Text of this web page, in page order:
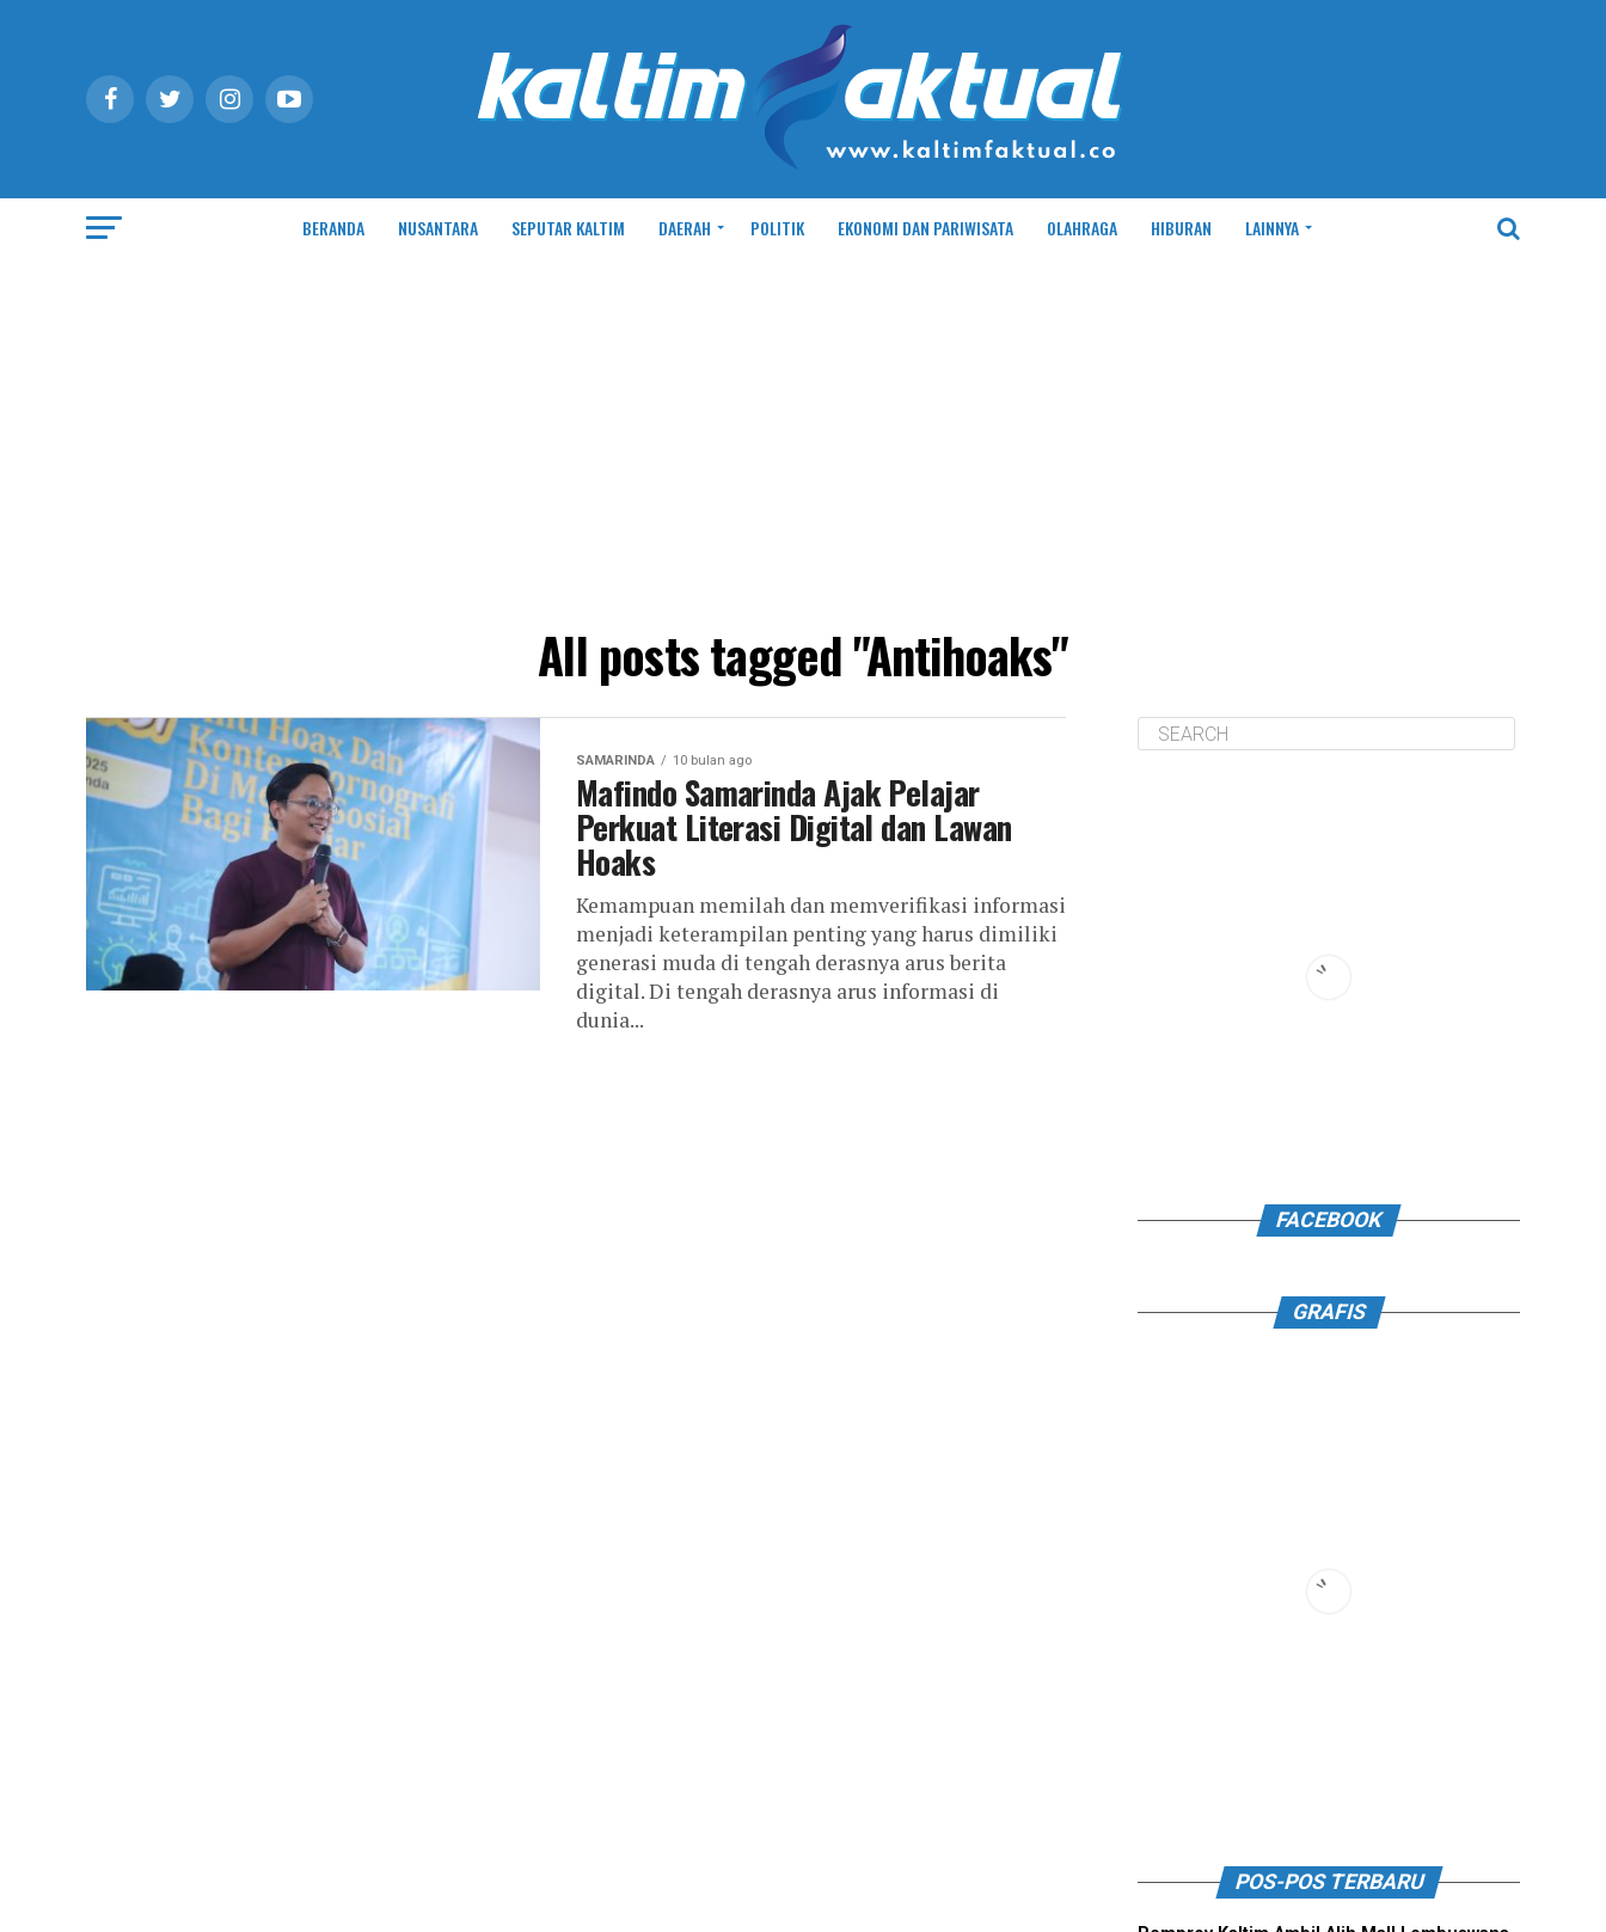
BERANDA NUSANTARA SEPUTAR KALTIM DAERAH POLITIK EKONOMI DAN PARIWISATA OLAHRAGA HIBURAN LAINNYA
All posts tagged "Antihoaks"
SAMARINDA 10 bulan ago
Mafindo Samarinda Ajak Pelajar
Perkuat Literasi Digital dan Lawan
Hoaks
Kemampuan memilah dan memverifikasi informasi
menjadi keterampilan penting yang harus dimiliki
generasi muda di tengah derasnya arus berita
digital. Di tengah derasnya arus informasi di
dunia...
FACEBOOK
GRAFIS
POS-POS TERBARU